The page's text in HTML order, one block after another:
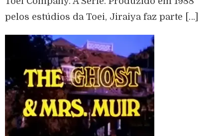
pelos estúdios da Toei, Jiraiya faz parte […]